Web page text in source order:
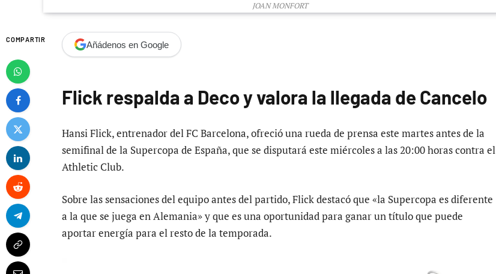
JOAN MONFORT
COMPARTIR Añádenos en Google
Flick respalda a Deco y valora la llegada de Cancelo
Hansi Flick, entrenador del FC Barcelona, ofreció una rueda de prensa este martes antes de la
semifinal de la Supercopa de España, que se disputará este miércoles a las 20:00 horas contra el
Athletic Club.
Sobre las sensaciones del equipo antes del partido, Flick destacó que «la Supercopa es diferente
a la que se juega en Alemania» y que es una oportunidad para ganar un título que puede
aportar energía para el resto de la temporada.